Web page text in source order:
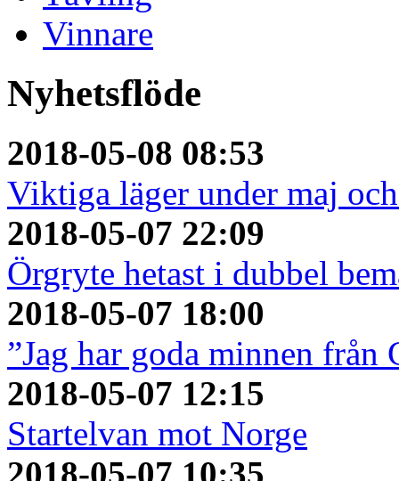
Vinnare
Nyhetsflöde
2018-05-08 08:53
Viktiga läger under maj
2018-05-07 22:09
Örgryte hetast i dubbel
2018-05-07 18:00
”Jag har goda minnen från
2018-05-07 12:15
Startelvan mot Norge